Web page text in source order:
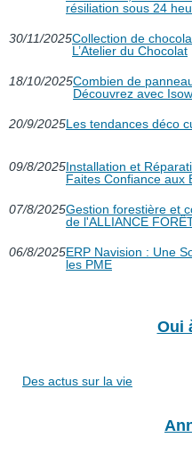
résiliation sous 24
30/11/2025Collection de
L’Atelier du Chocolat
18/10/2025Combien de
Découvrez avec
20/9/2025Les tendances déco
09/8/2025Installation et
Faites Confiance aux
07/8/2025Gestion forestière et
de l'ALLIANCE
06/8/2025ERP Navision : Une
les PME
Oui
Des actus sur la vie